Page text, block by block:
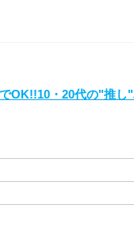
OK!!10・20代の"推し